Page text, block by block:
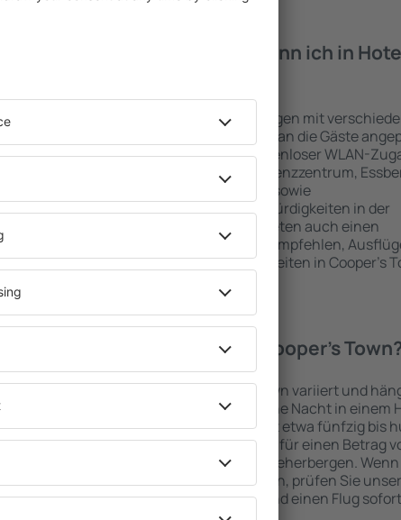
Welche Annehmlichkeiten kann ich in
Hotels in Cooper's Town sind Einrichtungen mit
Standards sowie Annehmlichkeiten, die an die Gäste
sind . Zu den beliebtesten gehören kostenloser WLAN-
SPA-Zone, Bar / Safe im Zimmer, Konferenzzentrum,
Kinderspielecke, kostenlose Parkplätze sowie
Informationsbroschüren über Sehenswürdigkeiten in der
Umgebung. Einige der Einrichtungen bieten auch einen
Transport vom/zum Flughafen an oder empfehlen,
den Spuren der größten Sehenswürdigkeiten in Cooper's
Wie viel kostet ein Hotel in Cooper's
Der Preis pro Unterkunft in Cooper's Town variiert und
Standard und der Lage des Hotels ab. Eine Nacht in einem
mit durchschnittlichem Standard kostet etwa fünfzig bis
Euro. Fünf-Sterne-Hotels können Gäste für einen Betrag
zweihundert Euro und mehr pro Nacht beherbergen.
nach einer günstigen Unterkunft suchen, prüfen Sie
+ Hotel" - Paket, mit dem Sie ein Hotel und einen Flug sofort